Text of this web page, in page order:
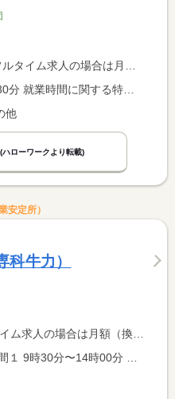
）、パート求人の場合は時間額を表示しています。
他
(ハローワークより転載)
安定所）
牛力）
）、パート求人の場合は時間額を表示しています。